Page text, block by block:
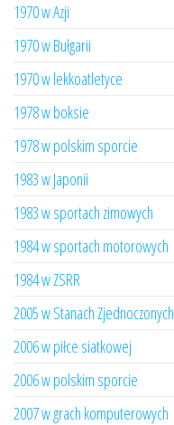
1970 w Azji
1970 w Bułgarii
1970 w lekkoatletyce
1978 w boksie
1978 w polskim sporcie
1983 w Japonii
1983 w sportach zimowych
1984 w sportach motorowych
1984 w ZSRR
2005 w Stanach Zjednoczonych
2006 w piłce siatkowej
2006 w polskim sporcie
2007 w grach komputerowych